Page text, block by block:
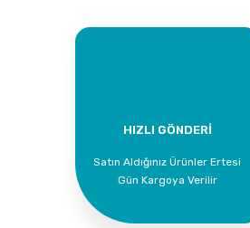
HIZLI GÖNDERİ
Satın Aldığınız Ürünler Ertesi
Gün Kargoya Verilir